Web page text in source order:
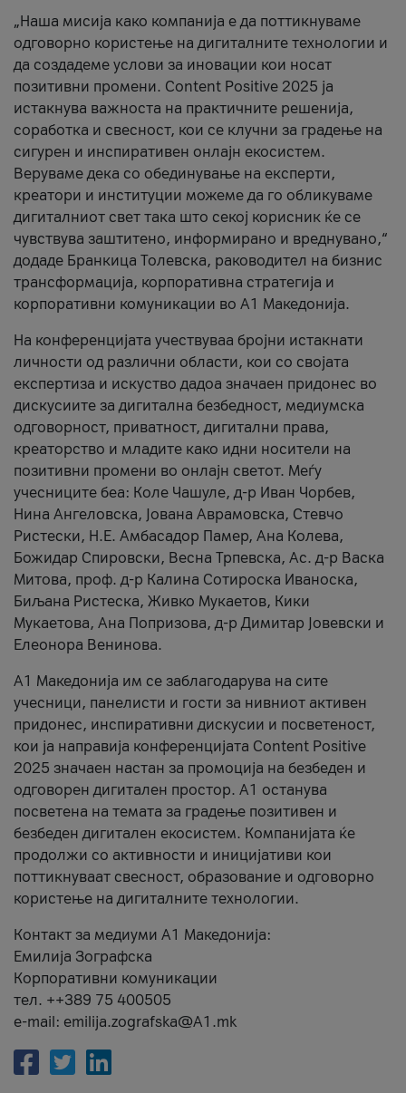
„Наша мисија како компанија е да поттикнуваме
одговорно користење на дигиталните технологии и
да создадеме услови за иновации кои носат
позитивни промени. Content Positive 2025 ја
истакнува важноста на практичните решенија,
соработка и свесност, кои се клучни за градење на
сигурен и инспиративен онлајн екосистем.
Веруваме дека со обединување на експерти,
креатори и институции можеме да го обликуваме
дигиталниот свет така што секој корисник ќе се
чувствува заштитено, информирано и вреднувано,“
додаде Бранкица Толевска, раководител на бизнис
трансформација, корпоративна стратегија и
корпоративни комуникации во А1 Македонија.
На конференцијата учествуваа бројни истакнати
личности од различни области, кои со својата
експертиза и искуство дадоа значаен придонес во
дискусиите за дигитална безбедност, медиумска
одговорност, приватност, дигитални права,
креаторство и младите како идни носители на
позитивни промени во онлајн светот. Меѓу
учесниците беа: Коле Чашуле, д-р Иван Чорбев,
Нина Ангеловска, Јована Аврамовска, Стевчо
Ристески, Н.Е. Амбасадор Памер, Ана Колева,
Божидар Спировски, Весна Трпевска, Ас. д-р Васка
Митова, проф. д-р Калина Сотироска Иваноска,
Биљана Ристеска, Живко Мукаетов, Кики
Мукаетова, Ана Попризова, д-р Димитар Јовевски и
Елеонора Венинова.
А1 Македонија им се заблагодарува на сите
учесници, панелисти и гости за нивниот активен
придонес, инспиративни дискусии и посветеност,
кои ја направија конференцијата Content Positive
2025 значаен настан за промоција на безбеден и
одговорен дигитален простор. А1 останува
посветена на темата за градење позитивен и
безбеден дигитален екосистем. Компанијата ќе
продолжи со активности и иницијативи кои
поттикнуваат свесност, образование и одговорно
користење на дигиталните технологии.
Контакт за медиуми А1 Македонија:
Емилија Зографска
Корпоративни комуникации
тел. ++389 75 400505
e-mail: emilija.zografska@A1.mk